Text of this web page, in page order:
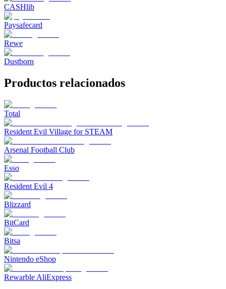
CASHlib
Paysafecard
Rewe
Dustborn
Productos relacionados
Total
Resident Evil Village for STEAM
Arsenal Football Club
Esso
Resident Evil 4
Blizzard
BitCard
Bitsa
Nintendo eShop
Rewarble AliExpress